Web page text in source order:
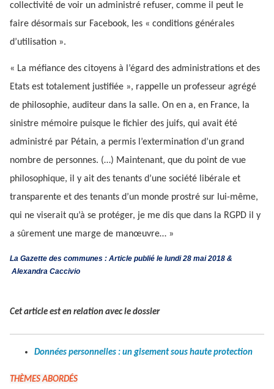
collectivité de voir un administré refuser, comme il peut le
faire désormais sur Facebook, les « conditions générales
d’utilisation ».
« La méfiance des citoyens à l’égard des administrations et des
Etats est totalement justifiée », rappelle un professeur agrégé
de philosophie, auditeur dans la salle. On en a, en France, la
sinistre mémoire puisque le fichier des juifs, qui avait été
administré par Pétain, a permis l’extermination d’un grand
nombre de personnes. (…) Maintenant, que du point de vue
philosophique, il y ait des tenants d’une société libérale et
transparente et des tenants d’un monde prostré sur lui-même,
qui ne viserait qu’à se protéger, je me dis que dans la RGPD il y
a sûrement une marge de manœuvre… »
La Gazette des communes : Article publié le lundi 28 mai 2018 &
Alexandra Caccivio
Cet article est en relation avec le dossier
Données personnelles : un gisement sous haute protection
THÈMES ABORDÉS